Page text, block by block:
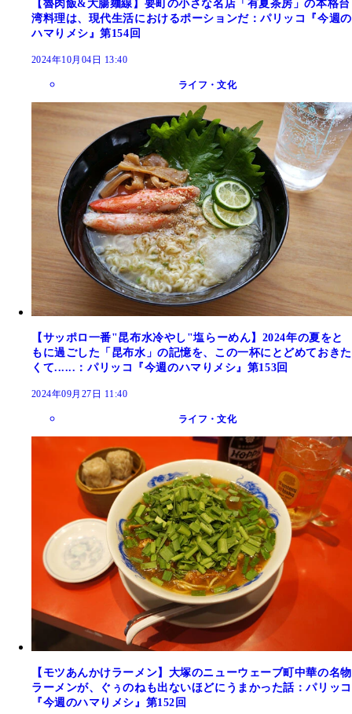
【魯肉飯&大腸麺線】要町の小さな名店「有夏茶房」の本格台
湾料理は、現代生活におけるポーションだ：パリッコ『今週の
ハマりメシ』第154回
2024年10月04日 13:40
ライフ・文化
【サッポロ一番"昆布水冷やし"塩らーめん】2024年の夏をと
もに過ごした「昆布水」の記憶を、この一杯にとどめておきた
くて......：パリッコ『今週のハマりメシ』第153回
2024年09月27日 11:40
ライフ・文化
【モツあんかけラーメン】大塚のニューウェーブ町中華の名物
ラーメンが、ぐぅのねも出ないほどにうまかった話：パリッコ
『今週のハマりメシ』第152回